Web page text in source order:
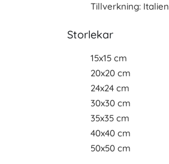
Tillverkning: Italien
Storlekar
15x15 cm
20x20 cm
24x24 cm
30x30 cm
35x35 cm
40x40 cm
50x50 cm